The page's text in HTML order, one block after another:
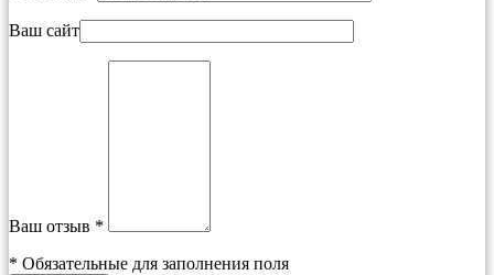
Ваш сайт
Ваш отзыв *
* Обязательные для заполнения поля